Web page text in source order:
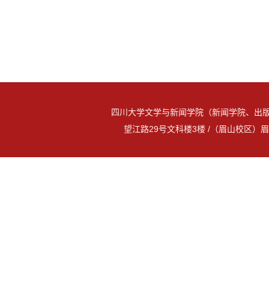
四川大学文学与新闻学院（新闻学院、
望江路29号文科楼3楼 /（眉山校区